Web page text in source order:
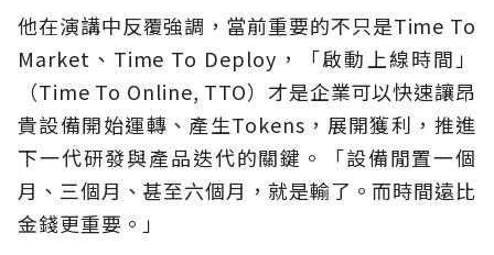
他在演講中反覆強調，當前重要的不只是Time To
Market、Time To Deploy，「啟動上線時間」
（Time To Online, TTO）才是企業可以快速讓昂
貴設備開始運轉、產生Tokens，展開獲利，推進
下一代研發與產品迭代的關鍵。「設備閒置一個
月、三個月、甚至六個月，就是輸了。而時間遠比
金錢更重要。」